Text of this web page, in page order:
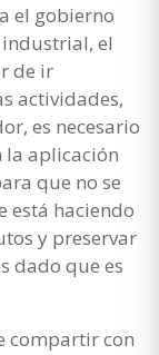
el gobierno
el
de ir
actividades,
es necesario
la aplicación
que no se
está haciendo
y preservar
dado que es
compartir con